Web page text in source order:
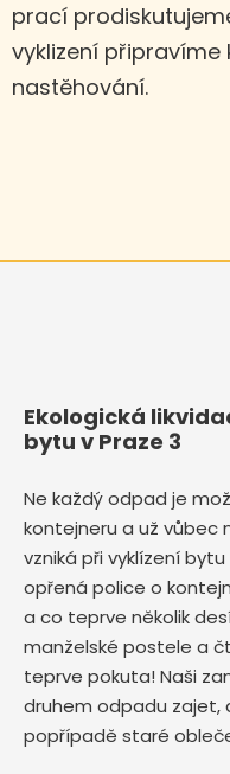
prací
vyklizení připravíme
nastěhování.
Ekologická
bytu v Praze 3
Ne každý odpad je
kontejneru a už vůbec
vzniká při vyklízení
opřená police o
a co teprve několik
manželské postele a
teprve pokuta! Naši
druhem odpadu zajet,
popřípadě staré